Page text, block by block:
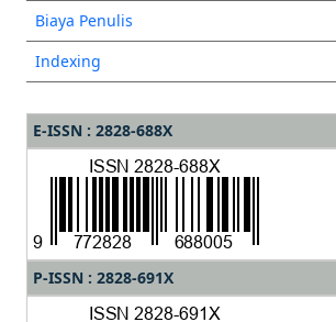
Biaya Penulis
Indexing
E-ISSN : 2828-688X
P-ISSN : 2828-691X